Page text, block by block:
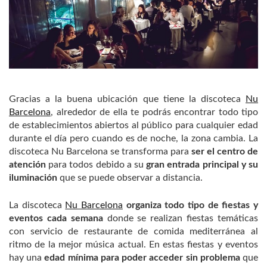
Gracias a la buena ubicación que tiene la discoteca
Nu
Barcelona, alrededor de ella te podrás encontrar todo tipo
de establecimientos abiertos al público para cualquier edad
durante el día pero cuando es de noche, la zona cambia. La
discoteca Nu Barcelona se transforma para ser el centro de
atención para todos debido a sugran entrada principal y su
iluminación que se puede observar a distancia.
La discoteca Nu Barcelona organiza todo tipo de fiestas y
eventos cada semanadonde se realizan fiestas temáticas
con servicio de restaurante de comida mediterránea al
ritmo de la mejor música actual. En estas fiestas y eventos
hay unaedad mínima para poder acceder sin problemaque